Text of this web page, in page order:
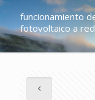
funcionamiento
fotovoltaico a red